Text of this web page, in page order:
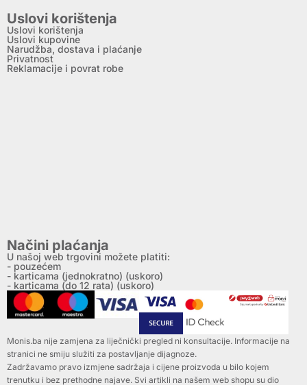
Uslovi korištenja
Uslovi korištenja
Uslovi kupovine
Narudžba, dostava i plaćanje
Privatnost
Reklamacije i povrat robe
Načini plaćanja
U našoj web trgovini možete platiti:
- pouzećem
- karticama (jednokratno) (uskoro)
- karticama (do 12 rata) (uskoro)
Monis.ba nije zamjena za liječnički pregled ni konsultacije. Informacije na
stranici ne smiju služiti za postavljanje dijagnoze.
Zadržavamo pravo izmjene sadržaja i cijene proizvoda u bilo kojem
trenutku i bez prethodne najave. Svi artikli na našem web shopu su dio